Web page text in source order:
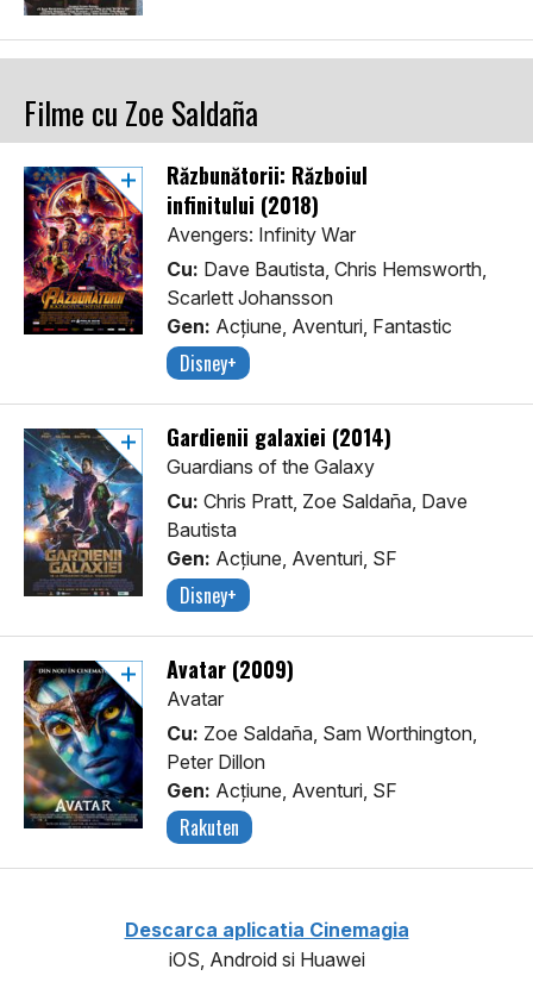
Filme cu Zoe Saldaña
Răzbunătorii: Războiul
infinitului (2018)
Avengers: Infinity War
Cu: Dave Bautista, Chris Hemsworth,
Scarlett Johansson
Gen: Acţiune, Aventuri, Fantastic
Disney+
Gardienii galaxiei (2014)
Guardians of the Galaxy
Cu: Chris Pratt, Zoe Saldaña, Dave
Bautista
Gen: Acţiune, Aventuri, SF
Disney+
Avatar (2009)
Avatar
Cu: Zoe Saldaña, Sam Worthington,
Peter Dillon
Gen: Acţiune, Aventuri, SF
Rakuten
Descarca aplicatia Cinemagia
iOS, Android si Huawei